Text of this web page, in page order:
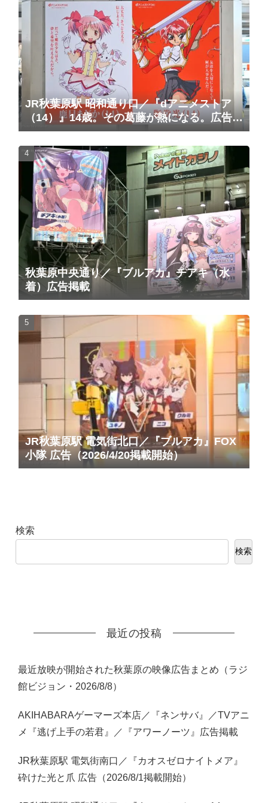
JR秋葉原駅 昭和通り口／『dアニメストア
（14）』14歳。その葛藤が熱になる。広告掲
載
秋葉原中央通り／『ブルアカ』チアキ（水
着）広告掲載
JR秋葉原駅 電気街北口／『ブルアカ』FOX
小隊 広告（2026/4/20掲載開始）
検索
検索
最近の投稿
最近放映が開始された秋葉原の映像広告まとめ（ラジ
館ビジョン・2026/8/8）
AKIHABARAゲーマーズ本店／『ネンサバ』／TVアニ
メ『逃げ上手の若君』／『アワーノーツ』広告掲載
JR秋葉原駅 電気街南口／『カオスゼロナイトメア』
砕けた光と爪 広告（2026/8/1掲載開始）